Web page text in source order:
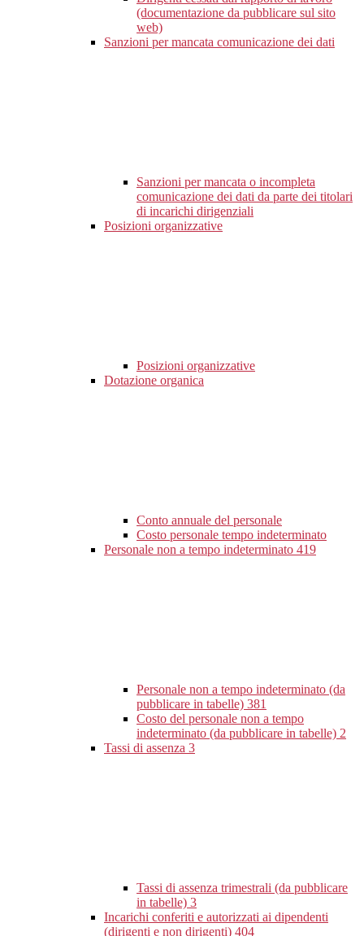
(documentazione da pubblicare sul sito
web)
Sanzioni per mancata comunicazione dei dati
Sanzioni per mancata o incompleta
comunicazione dei dati da parte dei titolari
di incarichi dirigenziali
Posizioni organizzative
Posizioni organizzative
Dotazione organica
Conto annuale del personale
Costo personale tempo indeterminato
Personale non a tempo indeterminato 419
Personale non a tempo indeterminato (da
pubblicare in tabelle) 381
Costo del personale non a tempo
indeterminato (da pubblicare in tabelle) 2
Tassi di assenza 3
Tassi di assenza trimestrali (da pubblicare
in tabelle) 3
Incarichi conferiti e autorizzati ai dipendenti
(dirigenti e non dirigenti) 404